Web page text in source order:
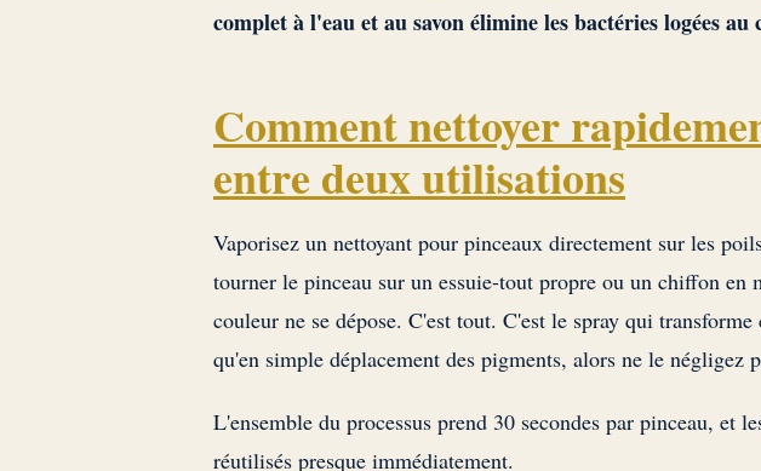
complet à l'eau et au savon élimine les bactéries logées
Comment nettoyer
entre deux utilisations
Vaporisez un nettoyant pour pinceaux directement sur les
tourner le pinceau sur un essuie-tout propre ou un chiffon en
couleur ne se dépose. C'est tout. C'est le spray qui
qu'en simple déplacement des pigments, alors ne le négligez
L'ensemble du processus prend 30 secondes par pinceau, et
réutilisés presque immédiatement.